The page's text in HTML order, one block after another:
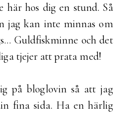
här hos dig en stund. Så
jag kan inte minnas om
Guldfiskminne och det
tjejer att prata med!
på bloglovin så att jag
fina sida. Ha en härlig